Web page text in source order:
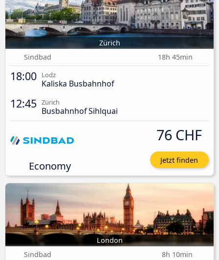
Zürich
Sindbad
18h 45min
18:00 Lodz
Kaliska Busbahnhof
12:45 Zürich
Busbahnhof Sihlquai
Economy
76 CHF
Jetzt finden
London
Sindbad
8h 10min